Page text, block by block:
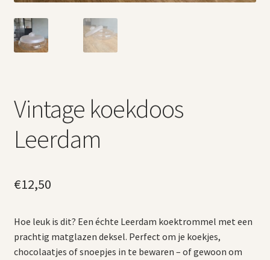
Vintage koekdoos
Leerdam
€12,50
Hoe leuk is dit? Een échte Leerdam koektrommel met een
prachtig matglazen deksel. Perfect om je koekjes,
chocolaatjes of snoepjes in te bewaren – of gewoon om